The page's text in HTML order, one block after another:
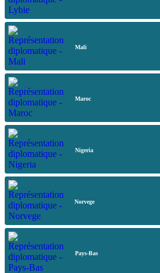
Mali
Maroc
Nigeria
Norvege
Pays-Bas